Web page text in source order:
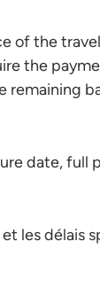
of the
the
date, full
les délais